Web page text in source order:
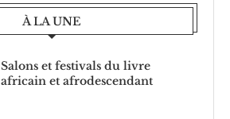
À LA UNE
Salons et festivals du livre
africain et afrodescendant